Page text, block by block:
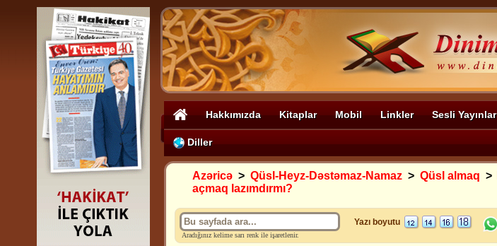
Hakkımızda Kitaplar Mobil Linkler Sesli Yayınlar
Diller
Azəricə > Qüsl-Heyz-Dəstəmaz-Namaz > Qüsl almaq >
açmaq lazımdırmı?
Aradığınız kelime sarı renk ile işaretlenir.
Yazı boyutu